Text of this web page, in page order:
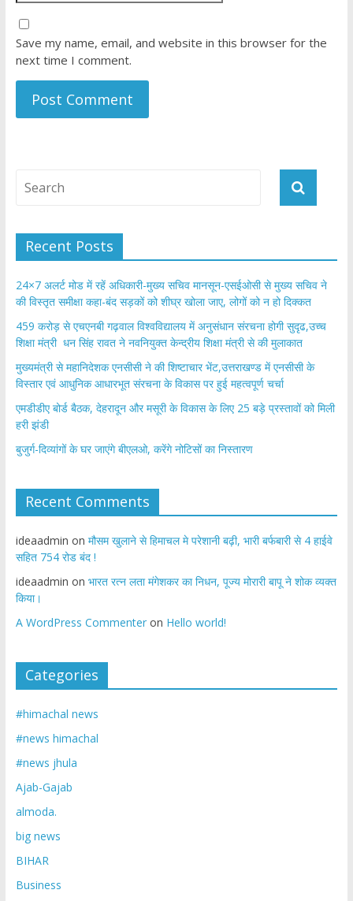
Save my name, email, and website in this browser for the
next time I comment.
Recent Posts
24×7 अलर्ट मोड में रहें अधिकारी-मुख्य सचिव मानसून-एसईओसी से मुख्य सचिव ने
की विस्तृत समीक्षा कहा-बंद सड़कों को शीघ्र खोला जाए, लोगों को न हो दिक्कत
459 करोड़ से एचएनबी गढ़वाल विश्वविद्यालय में अनुसंधान संरचना होगी सुदृढ,उच्च
शिक्षा मंत्री धन सिंह रावत ने नवनियुक्त केन्द्रीय शिक्षा मंत्री से की मुलाकात
मुख्यमंत्री से महानिदेशक एनसीसी ने की शिष्टाचार भेंट,उत्तराखण्ड में एनसीसी के
विस्तार एवं आधुनिक आधारभूत संरचना के विकास पर हुई महत्वपूर्ण चर्चा
एमडीडीए बोर्ड बैठक, देहरादून और मसूरी के विकास के लिए 25 बड़े प्रस्तावों को मिली
हरी झंडी
बुजुर्ग-दिव्यांगों के घर जाएंगे बीएलओ, करेंगे नोटिसों का निस्तारण
Recent Comments
ideaadmin on मौसम खुलाने से हिमाचल मे परेशानी बढ़ी, भारी बर्फबारी से 4 हाईवे
सहित 754 रोड बंद !
ideaadmin on भारत रत्न लता मंगेशकर का निधन, पूज्य मोरारी बापू ने शोक व्यक्त
किया।
A WordPress Commenteron Hello world!
Categories
#himachal news
#news himachal
#news jhula
Ajab-Gajab
almoda.
big news
BIHAR
Business